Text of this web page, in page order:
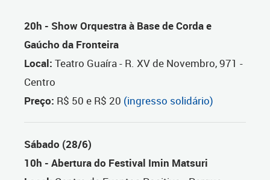
20h - Show Orquestra à Base de Corda e
Gaúcho da Fronteira
Local: Teatro Guaíra - R. XV de Novembro, 971 -
Centro
Preço: R$ 50 e R$ 20 (ingresso solidário)
Sábado (28/6)
10h - Abertura do Festival Imin Matsuri